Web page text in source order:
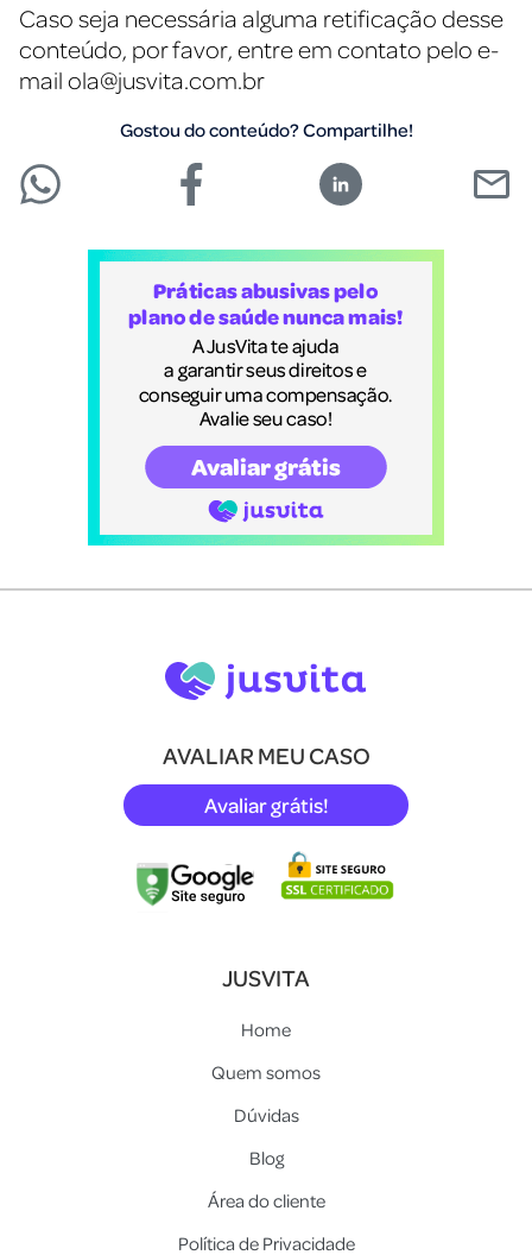
Caso seja necessária alguma retificação desse
conteúdo, por favor, entre em contato pelo e-
mailola@jusvita.com.br
Gostou do conteúdo? Compartilhe!
AVALIAR MEU CASO
Avaliar grátis!
JUSVITA
Home
Quem somos
Dúvidas
Blog
Área do cliente
Política de Privacidade